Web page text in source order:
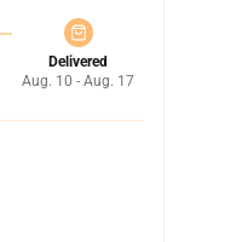
Delivered
Aug. 10 - Aug. 17